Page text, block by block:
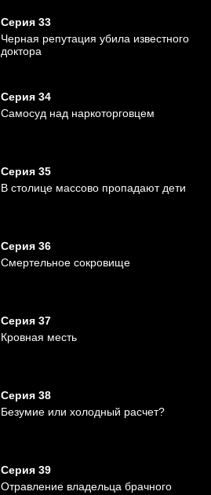
Серия 33
Черная репутация убила известного
доктора
Серия 34
Самосуд над наркоторговцем
Серия 35
В столице массово пропадают дети
Серия 36
Смертельное сокровище
Серия 37
Кровная месть
Серия 38
Безумие или холодный расчет?
Серия 39
Отравление владельца брачного